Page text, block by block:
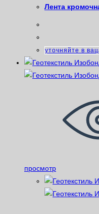
Лента
уточняйте в
просмотр